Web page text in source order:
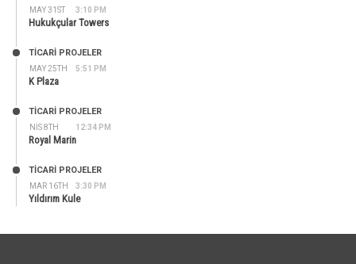
MAY 31ST 3:10 PM
Hukukçular Towers
MAY 25TH 5:51 PM
TİCARİ PROJELER
K Plaza
NIS 8TH 12:34 PM
TİCARİ PROJELER
Royal Marin
MAR 16TH 3:30 PM
TİCARİ PROJELER
Yıldırım Kule